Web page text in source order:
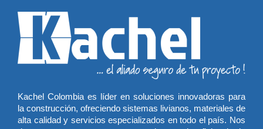
Kachel Colombia es líder en soluciones innovadoras para
la construcción, ofreciendo sistemas livianos, materiales de
alta calidad y servicios especializados en todo el país. Nos